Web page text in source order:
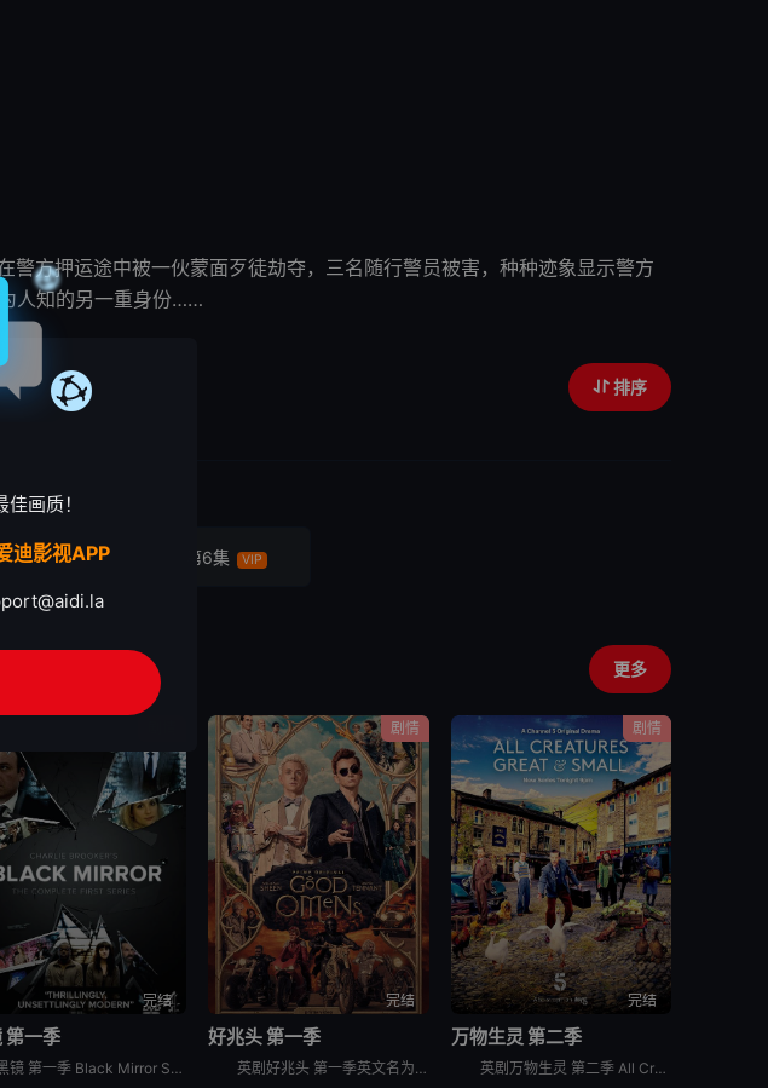
方押运途中被一伙蒙面歹徒劫夺，三名随行警员被害，种种迹象显示警方
人知的另一重身份……
排序
第5集 VIP 第6集 VIP
更多
完结
第一季
黑镜 第一季 Black Mirror Season 1是2011年剧情,科幻,惊悚英剧。这部英国迷你剧由3个各自独立的故事组成，彼此间并没有直接联系，但都以极端的黑色幽默讽刺和探讨了科技对人类生
剧情
完结
好兆头 第一季
英剧好兆头 第一季英文名为Good Omens Season 1，讲述的是：亚茨拉斐尔（麦克·辛 Michael Sheen 饰）是守卫城门的天使，而克劳利（大卫·田纳特 David Tennan
剧情
完结
万物生灵 第二季
英剧万物生灵 第二季 All Creatures Great and Small Season 2，讲述一个年轻兽医给乡间小动物们治病过程中发生的那些美好温情的故事。
画质！
迪影视APP